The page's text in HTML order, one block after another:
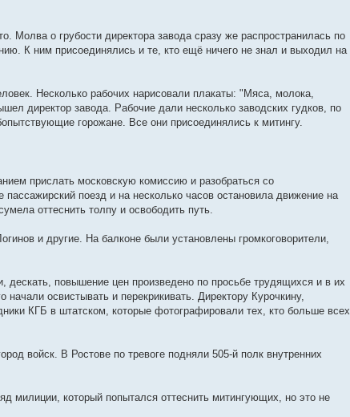
Молва о грубости директора завода сразу же распространилась по
К ним присоединялись и те, кто ещё ничего не знал и выходил на
Несколько рабочих нарисовали плакаты: "Мяса, молока,
директор завода. Рабочие дали несколько заводских гудков, по
горожане. Все они присоединялись к митингу.
прислать московскую комиссию и разобраться со
поезд и на несколько часов остановила движение на
оттеснить толпу и освободить путь.
и другие. На балконе были установлены громкоговорители,
дескать, повышение цен произведено по просьбе трудящихся и в их
освистывать и перекрикивать. Директору Курочкину,
КГБ в штатском, которые фотографировали тех, кто больше всех
войск. В Ростове по тревоге подняли 505-й полк внутренних
милиции, который попытался оттеснить митингующих, но это не